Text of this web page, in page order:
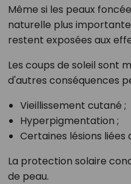
Même si les peaux
naturelle plus
restent exposées aux
Les coups de soleil sont
d'autres conséquences
Vieillissement cutané ;
Hyperpigmentation ;
Certaines lésions liées
La protection solaire
de peau.